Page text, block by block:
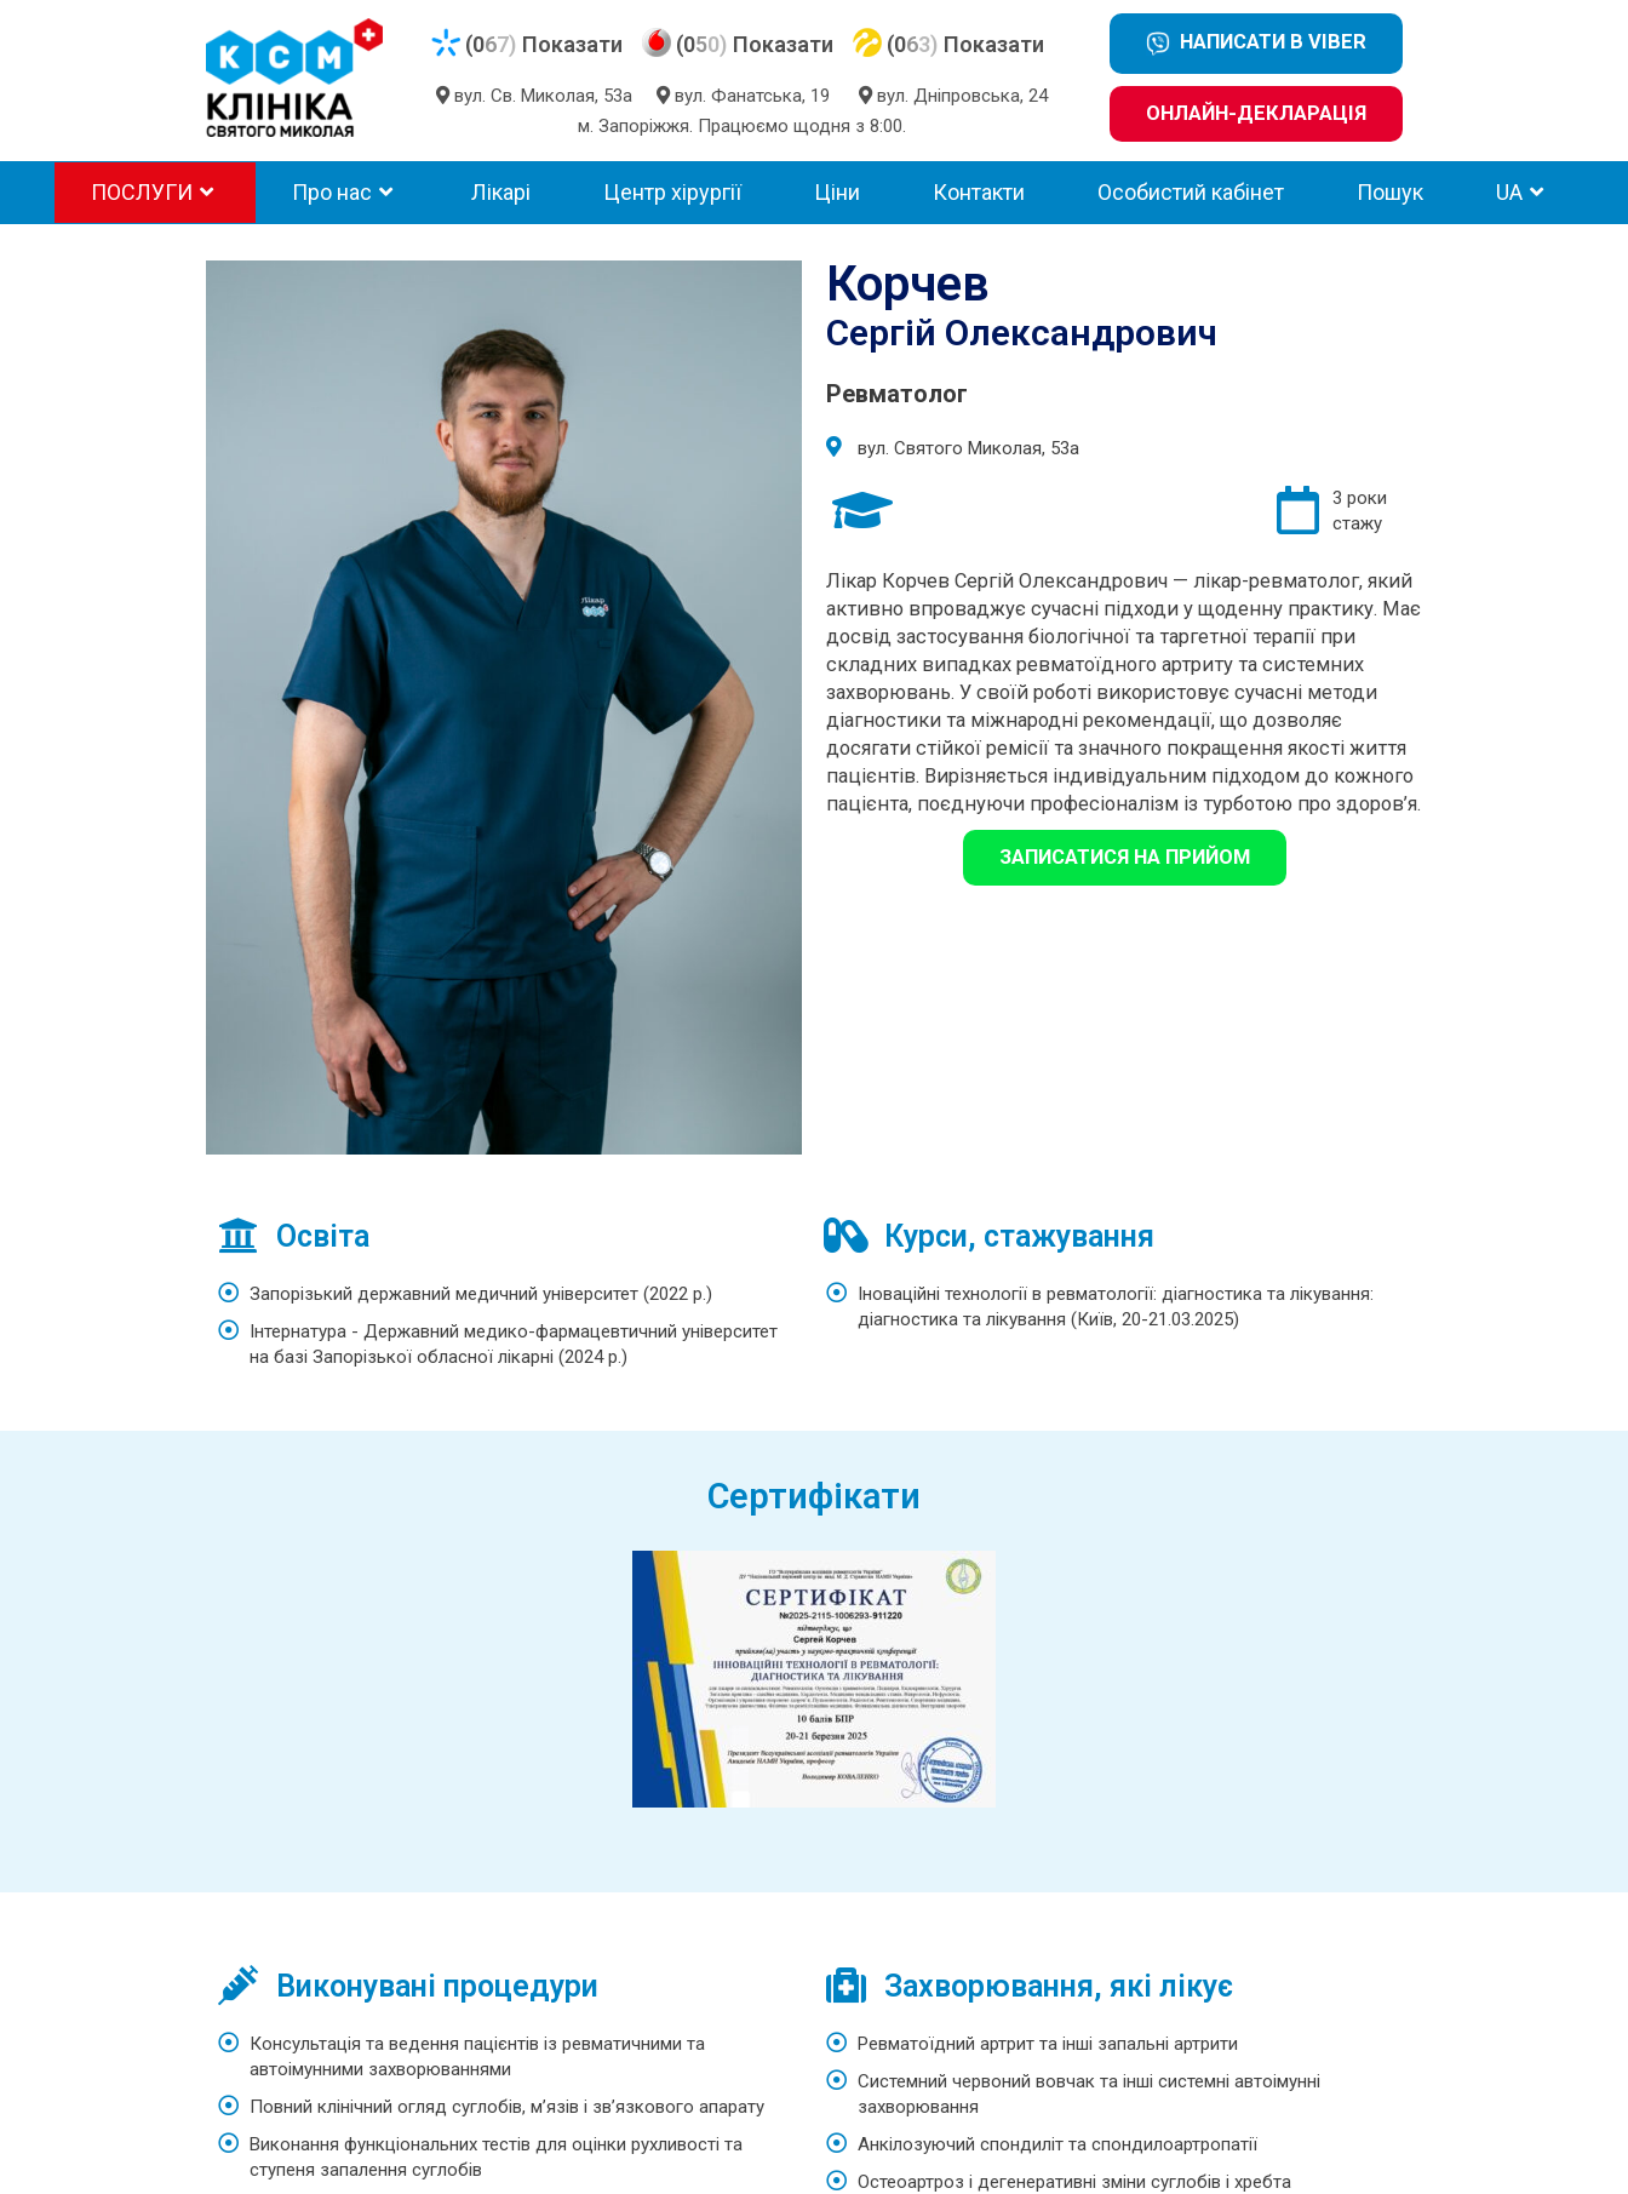
(067) Показати (050) Показати
вул. Св. Миколая, 53а вул. Фанатська, 19
вул. Дніпровська, 24
м. Запоріжжя. Працюємо щодня з 8:00.
(063) Показати НАПИСАТИ В VIBER
ОНЛАЙН-ДЕКЛАРАЦІЯ
ПОСЛУГИ Про нас Лікарі Центр хірургії Ціни Контакти Особистий кабінет Пошук UA
Корчев
Сергій Олександрович
Ревматолог
вул. Святого Миколая, 53а
3 роки
стажу
Лікар Корчев Сергій Олександрович — лікар-ревматолог, який
активно впроваджує сучасні підходи у щоденну практику. Має
досвід застосування біологічної та таргетної терапії при
складних випадках ревматоїдного артриту та системних
захворювань. У своїй роботі використовує сучасні методи
діагностики та міжнародні рекомендації, що дозволяє
досягати стійкої ремісії та значного покращення якості життя
пацієнтів. Вирізняється індивідуальним підходом до кожного
пацієнта, поєднуючи професіоналізм із турботою про здоров’я.
ЗАПИСАТИСЯ НА ПРИЙОМ
Освіта
Запорізький державний медичний університет (2022 р.)
Інтернатура - Державний медико-фармацевтичний університет
на базі Запорізької обласної лікарні (2024 р.)
Курси, стажування
Іноваційні технології в ревматології: діагностика та лікування:
діагностика та лікування (Київ, 20-21.03.2025)
Сертифікати
Виконувані процедури
Консультація та ведення пацієнтів із ревматичними та
автоімунними захворюваннями
Повний клінічний огляд суглобів, м’язів і зв’язкового апарату
Виконання функціональних тестів для оцінки рухливості та
ступеня запалення суглобів
Захворювання, які лікує
Ревматоїдний артрит та інші запальні артрити
Системний червоний вовчак та інші системні автоімунні
захворювання
Анкілозуючий спондиліт та спондилоартропатії
Остеоартроз і дегенеративні зміни суглобів і хребта